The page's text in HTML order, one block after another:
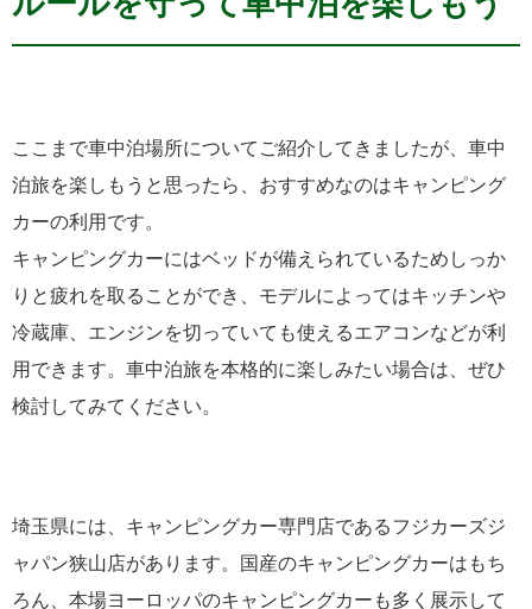
ここまで車中泊場所についてご紹介してきましたが、車中
泊旅を楽しもうと思ったら、おすすめなのはキャンピング
カーの利用です。
キャンピングカーにはベッドが備えられているためしっか
りと疲れを取ることができ、モデルによってはキッチンや
冷蔵庫、エンジンを切っていても使えるエアコンなどが利
用できます。車中泊旅を本格的に楽しみたい場合は、ぜひ
検討してみてください。
埼玉県には、キャンピングカー専門店であるフジカーズジ
ャパン狭山店があります。国産のキャンピングカーはもち
ろん、本場ヨーロッパのキャンピングカーも多く展示して